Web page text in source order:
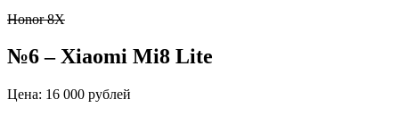
Honor 8X
№6 – Xiaomi Mi8 Lite
Цена: 16 000 рублей